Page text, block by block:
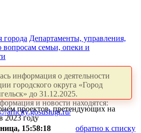
города Департаменты, управления,
вопросам семьи, опеки и
информация о деятельности
городского округа «Город
до 31.12.2025.
и новости находятся:
arhcity.gosuslugi.ru/
проектов, претендующих на
2023 году
15:58:18
обратно к списку